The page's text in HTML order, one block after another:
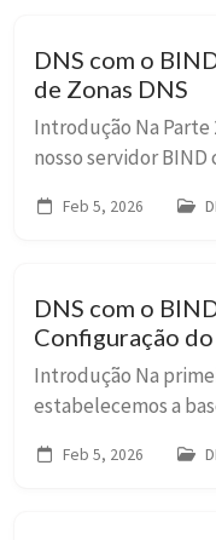
DNS com o
de Zonas DNS
Introdução Na
nosso servidor
vida a esse
Feb 5, 2026
DNS com o
Configuração
Introdução Na
estabelecemos a
Agora, é hora de ir
Feb 5, 2026